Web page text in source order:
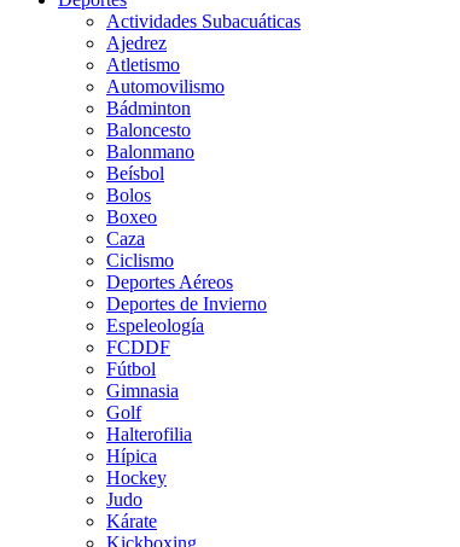
Actividades Subacuáticas
Ajedrez
Atletismo
Automovilismo
Bádminton
Baloncesto
Balonmano
Beísbol
Bolos
Boxeo
Caza
Ciclismo
Deportes Aéreos
Deportes de Invierno
Espeleología
FCDDF
Fútbol
Gimnasia
Golf
Halterofilia
Hípica
Hockey
Judo
Kárate
Kickboxing